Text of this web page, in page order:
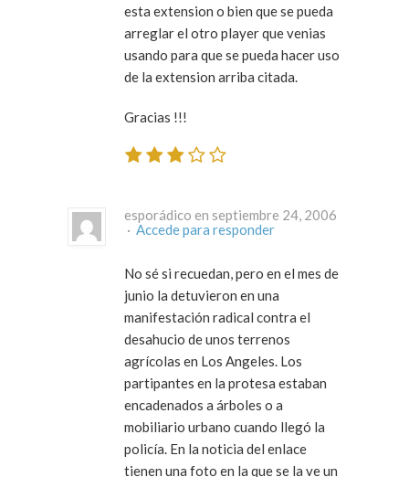
esta extension o bien que se pueda
arreglar el otro player que venias
usando para que se pueda hacer uso
de la extension arriba citada.
Gracias !!!
esporádico en septiembre 24, 2006
· Accede para responder
No sé si recuedan, pero en el mes de
junio la detuvieron en una
manifestación radical contra el
desahucio de unos terrenos
agrícolas en Los Angeles. Los
partipantes en la protesa estaban
encadenados a árboles o a
mobiliario urbano cuando llegó la
policía. En la noticia del enlace
tienen una foto en la que se la ve un